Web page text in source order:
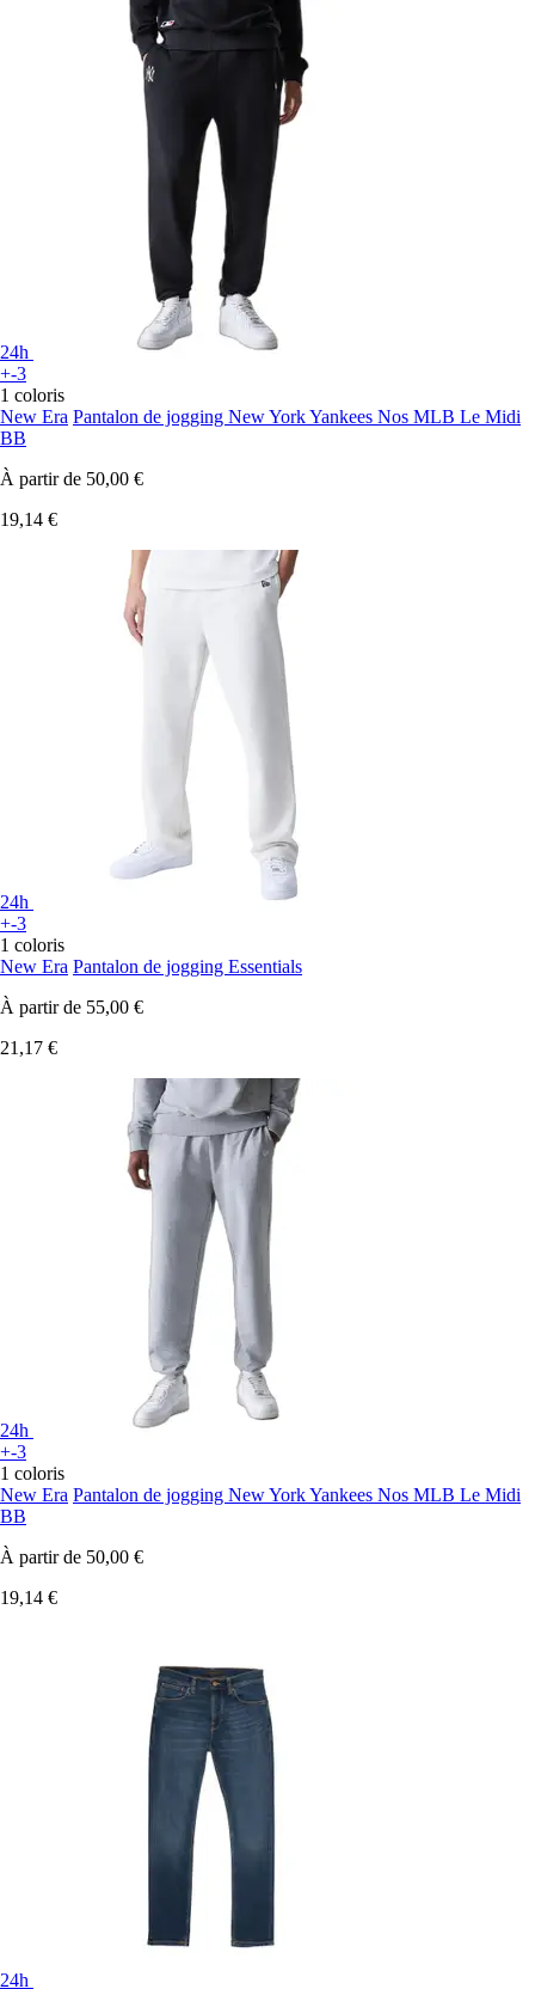
24h
+-3
1 coloris
New Era Pantalon de jogging New York Yankees Nos MLB Le Midi
BB
À partir de 50,00 €
19,14 €
24h
+-3
1 coloris
New Era Pantalon de jogging Essentials
À partir de 55,00 €
21,17 €
24h
+-3
1 coloris
New Era Pantalon de jogging New York Yankees Nos MLB Le Midi
BB
À partir de 50,00 €
19,14 €
24h